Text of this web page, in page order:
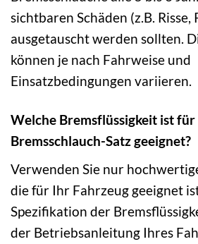
sichtbaren Schäden (z.B.
ausgetauscht werden sollten.
können je nach Fahrweise und
Einsatzbedingungen variieren.
Welche Bremsflüssigkeit ist
Bremsschlauch-Satz geeignet?
Verwenden Sie nur
die für Ihr Fahrzeug geeignet
Spezifikation der
der Betriebsanleitung Ihres